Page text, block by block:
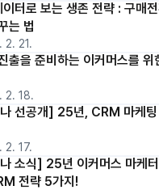
이터로 보는 생존 전략 : 구매
는 법
2. 21.
출을 준비하는 이커머스를 위
2. 18.
선공개] 25년, CRM 마케팅
2. 17.
소식] 25년 이커머스 마케
전략 5가지!